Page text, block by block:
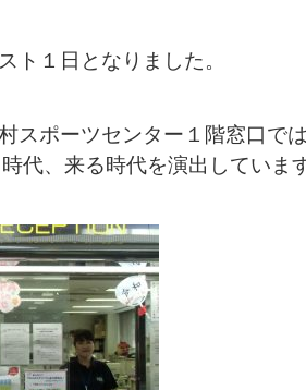
ト１日となりました。
スポーツセンター１階窓口で
代、来る時代を演出していま